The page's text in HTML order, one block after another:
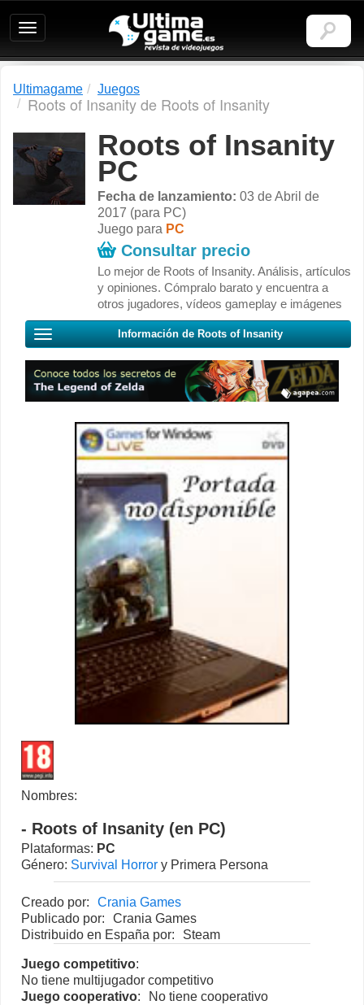
Ultimagame:
Revista
de
Ultimagame Juegos
Roots of Insanity de Roots of Insanity
Roots of Insanity
PC
Fecha de lanzamiento: 03 de Abril de
2017 (para PC)
Juego para PC
Consultar precio
Lo mejor de Roots of Insanity. Análisis, artículos
y opiniones. Cómpralo barato y encuentra a
otros jugadores, vídeos gameplay e imágenes
Información de Roots of Insanity
Nombres:
- Roots of Insanity (en PC)
Plataformas: PC
Género: Survival Horror y Primera Persona
Creado por:
Crania Games
Publicado por:
Crania Games
Distribuido en España por:
Steam
Juego competitivo:
No tiene multijugador competitivo
Juego cooperativo:
No tiene cooperativo